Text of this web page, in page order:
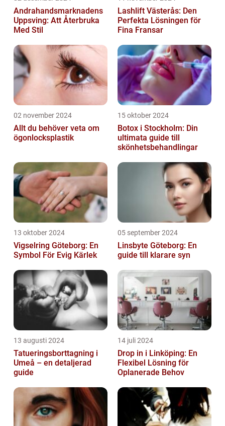
Andrahandsmarknadens
Uppsving: Att Återbruka
Med Stil
Lashlift Västerås: Den
Perfekta Lösningen för
Fina Fransar
02 november 2024
Allt du behöver veta om
ögonlocksplastik
15 oktober 2024
Botox i Stockholm: Din
ultimata guide till
skönhetsbehandlingar
13 oktober 2024
Vigselring Göteborg: En
Symbol För Evig Kärlek
05 september 2024
Linsbyte Göteborg: En
guide till klarare syn
13 augusti 2024
Tatueringsborttagning i
Umeå – en detaljerad
guide
14 juli 2024
Drop in i Linköping: En
Flexibel Lösning för
Oplanerade Behov